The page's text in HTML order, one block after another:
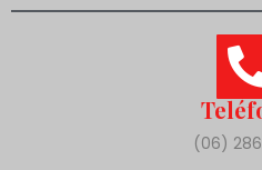
(06)